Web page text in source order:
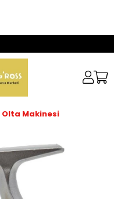
Olta Makinesi